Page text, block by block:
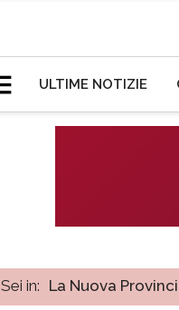
ULTIME NOTIZIE
Sei in: La Nuova